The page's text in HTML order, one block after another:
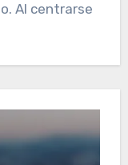
Al centrarse